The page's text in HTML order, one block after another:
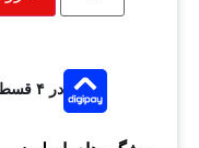
در ۴ قسط با دیجی‌پی